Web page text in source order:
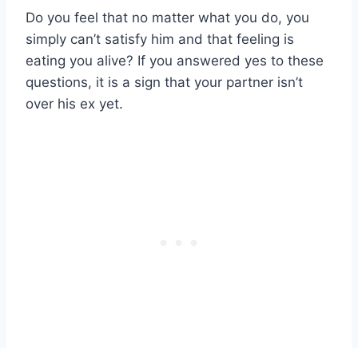
Do you feel that no matter what you do, you
simply can’t satisfy him and that feeling is
eating you alive? If you answered yes to these
questions, it is a sign that your partner isn’t
over his ex yet.